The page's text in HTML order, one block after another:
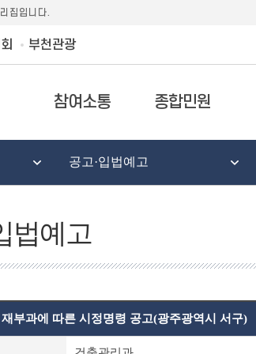
집입니다.
부천관광
참여소통 종합민원
공고·입법예고
법예고
부과에 따른 시정명령 공고(광주광역시 서구)